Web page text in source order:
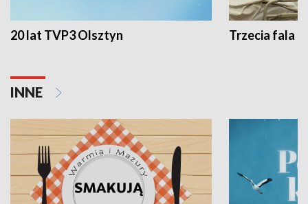
20 lat TVP3 Olsztyn Trzecia fala -
INNE